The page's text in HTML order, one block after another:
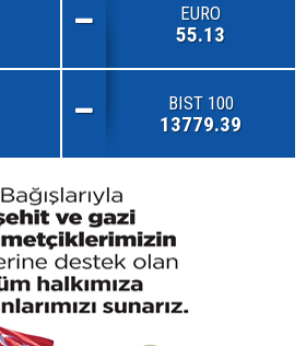
EURO
55.13
BIST 100
13779.39